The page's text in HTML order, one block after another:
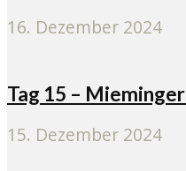
16. Dezember 2024
Tag 15 –
15. Dezember 2024